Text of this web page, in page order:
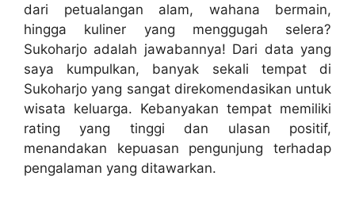
dari petualangan alam, wahana bermain,
hingga kuliner yang menggugah selera?
Sukoharjo adalah jawabannya! Dari data yang
saya kumpulkan, banyak sekali tempat di
Sukoharjo yang sangat direkomendasikan untuk
wisata keluarga. Kebanyakan tempat memiliki
rating yang tinggi dan ulasan positif,
menandakan kepuasan pengunjung terhadap
pengalaman yang ditawarkan.